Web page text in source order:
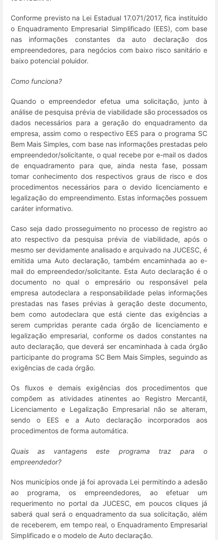
Conforme previsto na Lei Estadual 17.071/2017, fica instituído
o Enquadramento Empresarial Simplificado (EES), com base
nas informações constantes da auto declaração dos
empreendedores, para negócios com baixo risco sanitário e
baixo potencial poluidor.
Como funciona?
Quando o empreendedor efetua uma solicitação, junto à
análise de pesquisa prévia de viabilidade são processados os
dados necessários para a geração do enquadramento da
empresa, assim como o respectivo EES para o programa SC
Bem Mais Simples, com base nas informações prestadas pelo
empreendedor/solicitante, o qual recebe por e-mail os dados
de enquadramento para que, ainda nesta fase, possam
tomar conhecimento dos respectivos graus de risco e dos
procedimentos necessários para o devido licenciamento e
legalização do empreendimento. Estas informações possuem
caráter informativo.
Caso seja dado prosseguimento no processo de registro ao
ato respectivo da pesquisa prévia de viabilidade, após o
mesmo ser devidamente analisado e arquivado na JUCESC, é
emitida uma Auto declaração, também encaminhada ao e-
mail do empreendedor/solicitante. Esta Auto declaração é o
documento no qual o empresário ou responsável pela
empresa autodeclara a responsabilidade pelas informações
prestadas nas fases prévias à geração deste documento,
bem como autodeclara que está ciente das exigências a
serem cumpridas perante cada órgão de licenciamento e
legalização empresarial, conforme os dados constantes na
auto declaração, que deverá ser encaminhada à cada órgão
participante do programa SC Bem Mais Simples, seguindo as
exigências de cada órgão.
Os fluxos e demais exigências dos procedimentos que
compõem as atividades atinentes ao Registro Mercantil,
Licenciamento e Legalização Empresarial não se alteram,
sendo o EES e a Auto declaração incorporados aos
procedimentos de forma automática.
Quais as vantagens este programa traz para o
empreendedor?
Nos municípios onde já foi aprovada Lei permitindo a adesão
ao programa, os empreendedores, ao efetuar um
requerimento no portal da JUCESC, em poucos cliques já
saberá qual será o enquadramento da sua solicitação, além
de receberem, em tempo real, o Enquadramento Empresarial
Simplificado e o modelo de Auto declaração.